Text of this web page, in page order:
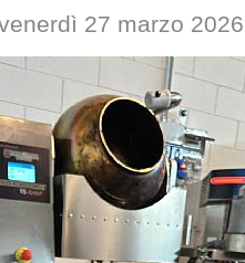
27 marzo 2026